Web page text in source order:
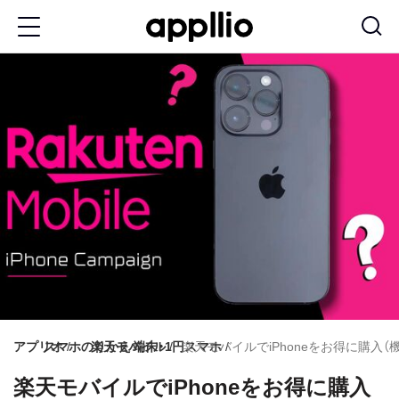
ン
テ
移
アプリオスマホのりかえ
楽天モバイル端末・1円スマホ楽天モバイルでiPhoneをお得に購入（
楽天モバイルでiPhoneをお得に購入